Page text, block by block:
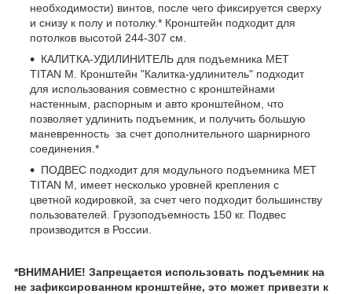
необходимости) винтов, после чего фиксируется сверху
и снизу к полу и потолку.* Кронштейн подходит для
потолков высотой 244-307 см.
КАЛИТКА-УДИЛИНИТЕЛЬ для подъемника MET
TITAN M. Кронштейн "Калитка-удлинитель" подходит
для использования совместно с кронштейнами
настенным, распорным и авто кронштейном, что
позволяет удлинить подъемник, и получить большую
маневренность за счет дополнительного шарнирного
соединения.*
ПОДВЕС подходит для модульного подъемника MET
TITAN M, имеет несколько уровней крепления с
цветной кодировкой, за счет чего подходит большинству
пользователей. Грузоподъемность 150 кг. Подвес
производится в России.
*ВНИМАНИЕ! Запрещается использовать подъемник на
не зафиксированном кронштейне, это может привезти к